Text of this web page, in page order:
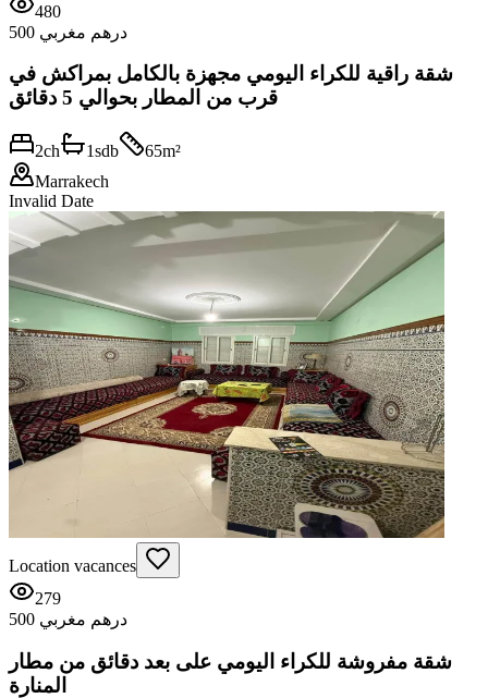
480
500 درهم مغربي
شقة راقية للكراء اليومي مجهزة بالكامل بمراكش في
قرب من المطار بحوالي 5 دقائق
2ch 1sdb 65m²
Marrakech
Invalid Date
Location vacances
279
500 درهم مغربي
شقة مفروشة للكراء اليومي على بعد دقائق من مطار
المنارة